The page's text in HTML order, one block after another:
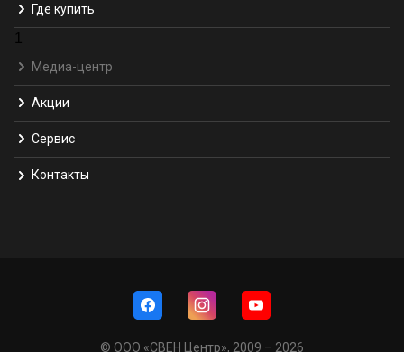
Где купить
1
Медиа-центр
Акции
Сервис
Контакты
© ООО «СВЕН Центр», 2009 – 2026